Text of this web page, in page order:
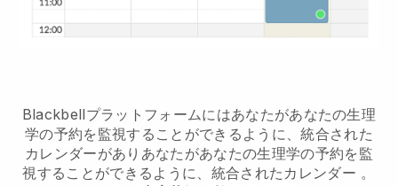
Blackbellプラットフォームにはあなたがあなたの生理
学の予約を監視することができるように、統合された
カレンダーがあり あなたがあなたの生理学の予約を監
視することができるように、統合されたカレンダー 。